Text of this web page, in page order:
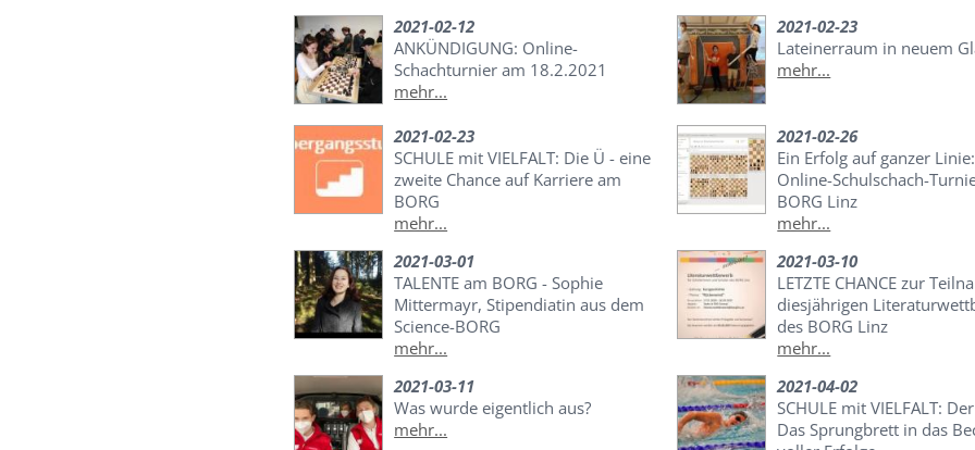
2021-02-12
ANKÜNDIGUNG: Online-
Schachturnier am 18.2.2021
mehr...
2021-02-23
Lateinerraum in neuem
mehr...
2021-02-23
SCHULE mit VIELFALT: Die Ü - eine
zweite Chance auf Karriere am
BORG
mehr...
2021-02-26
Ein Erfolg auf ganzer
Online-Schulschach-
BORG Linz
mehr...
2021-03-01
TALENTE am BORG - Sophie
Mittermayr, Stipendiatin aus dem
Science-BORG
mehr...
2021-03-10
LETZTE CHANCE zur
diesjährigen
des BORG Linz
mehr...
2021-03-11
Was wurde eigentlich aus?
mehr...
2021-04-02
SCHULE mit VIELFALT:
Das Sprungbrett in das